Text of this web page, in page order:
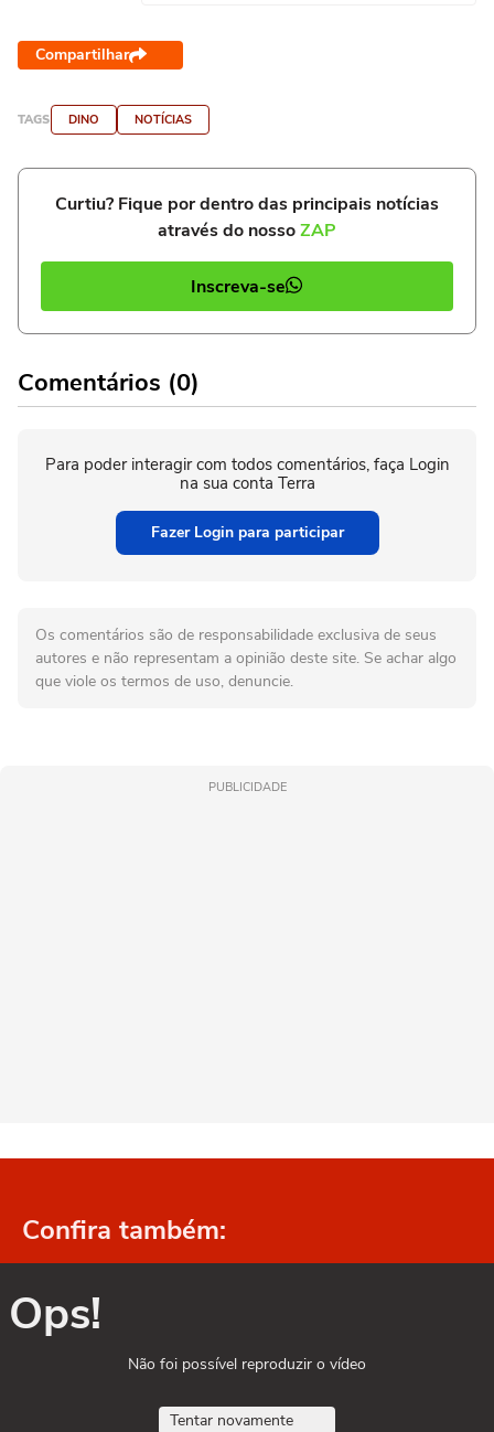
Compartilhar
TAGS DINO NOTÍCIAS
Curtiu? Fique por dentro das principais notícias
através do nossoZAP
Inscreva-se
Comentários (0)
Para poder interagir com todos comentários, faça Login
na sua conta Terra
Fazer Login para participar
Os comentários são de responsabilidade exclusiva de seus
autores e não representam a opinião deste site. Se achar algo
que viole os termos de uso, denuncie.
PUBLICIDADE
Confira também:
Ops!
Não foi possível reproduzir o vídeo
Tentar novamente